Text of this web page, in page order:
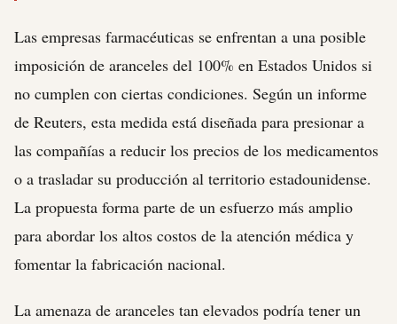
Las empresas farmacéuticas se enfrentan a una posible
imposición de aranceles del 100% en Estados Unidos si
no cumplen con ciertas condiciones. Según un informe
de Reuters, esta medida está diseñada para presionar a
las compañías a reducir los precios de los medicamentos
o a trasladar su producción al territorio estadounidense.
La propuesta forma parte de un esfuerzo más amplio
para abordar los altos costos de la atención médica y
fomentar la fabricación nacional.
La amenaza de aranceles tan elevados podría tener un